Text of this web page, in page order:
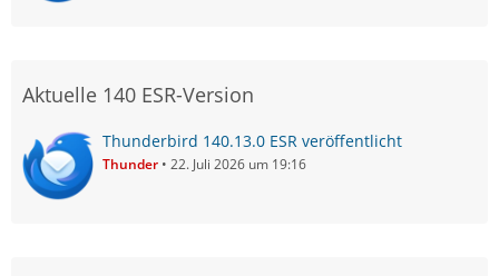
Aktuelle 140 ESR-Version
Thunderbird 140.13.0 ESR veröffentlicht
Thunder 22. Juli 2026 um 19:16